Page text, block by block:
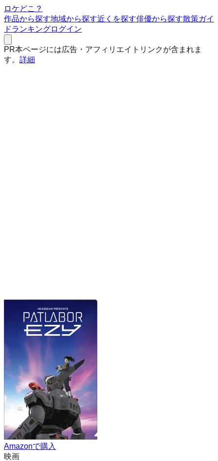
ロケどこ？
作品から探す地域から探す近くを探す俳優から探す散策ガイ
ドランキングログイン
PR本ページには広告・アフィリエイトリンクが含まれま
す。 詳細
Amazonで購入
映画